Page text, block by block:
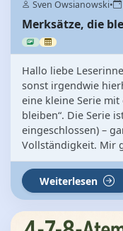
Sven Owsianowski•
Merksätze, die
Hallo liebe
sonst irgendwie
eine kleine Serie mit
bleiben“. Die Serie
eingeschlossen) –
Vollständigkeit. Mir
Weiterlesen